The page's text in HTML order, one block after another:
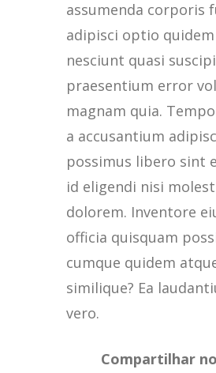
assumenda corporis
adipisci optio
nesciunt quasi
praesentium error
magnam quia.
a accusantium
possimus libero sint
id eligendi nisi
dolorem. Inventore
officia quisquam
cumque quidem
similique? Ea
vero.
Compartilhar